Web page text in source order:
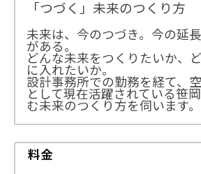
「つづく」未来のつくり方
未来は、今のつづき。今の延
がある。
どんな未来をつくりたいか、
に入れたいか。
設計事務所での勤務を経て、
として現在活躍されている笹
む未来のつくり方を伺います。
料金